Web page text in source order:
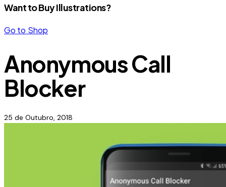
Want to Buy Illustrations?
Go to Shop
Anonymous Call
Blocker
25 de Outubro, 2018